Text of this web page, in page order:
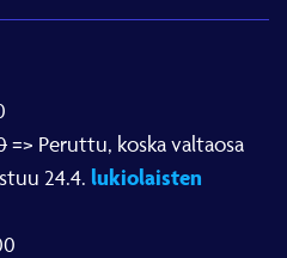
=> Peruttu, koska valtaosa
24.4. lukiolaisten